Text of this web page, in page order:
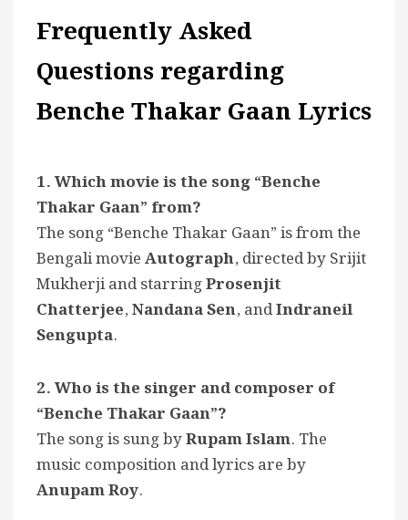
Frequently Asked
Questions regarding
Benche Thakar Gaan Lyrics
1. Which movie is the song “Benche
Thakar Gaan” from?
The song “Benche Thakar Gaan” is from the
Bengali movieAutograph, directed by Srijit
Mukherji and starringProsenjit
Chatterjee,Nandana Sen, andIndraneil
Sengupta.
2. Who is the singer and composer of
“Benche Thakar Gaan”?
The song is sung byRupam Islam. The
music composition and lyrics are by
Anupam Roy.